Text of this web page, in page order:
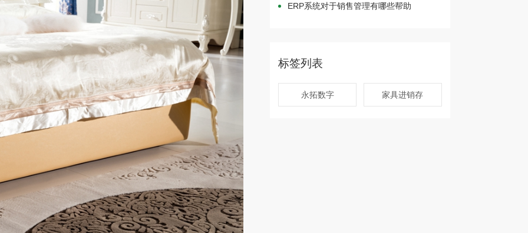
ERP系统对于销售管理有哪些帮助
标签列表
永拓数字 家具进销存